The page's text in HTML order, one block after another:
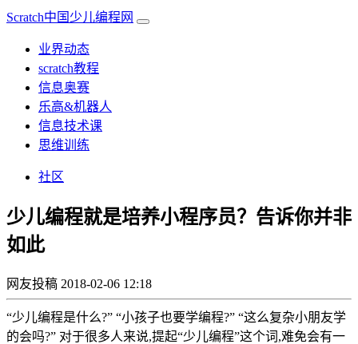
Scratch中国少儿编程网
业界动态
scratch教程
信息奥赛
乐高&机器人
信息技术课
思维训练
社区
少儿编程就是培养小程序员？告诉你并非
如此
网友投稿 2018-02-06 12:18
“少儿编程是什么?” “小孩子也要学编程?” “这么复杂小朋友学
的会吗?” 对于很多人来说,提起“少儿编程”这个词,难免会有一